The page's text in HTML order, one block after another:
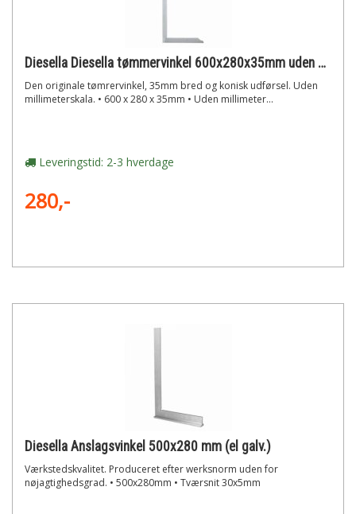
Diesella Diesella tømmervinkel 600x280x35mm uden millimeterskala
Den originale tømrervinkel, 35mm bred og konisk udførsel. Uden
millimeterskala. • 600 x 280 x 35mm • Uden millimeter...
Leveringstid: 2-3 hverdage
280,-
Diesella Anslagsvinkel 500x280 mm (el galv.)
Værkstedskvalitet. Produceret efter werksnorm uden for
nøjagtighedsgrad. • 500x280mm • Tværsnit 30x5mm